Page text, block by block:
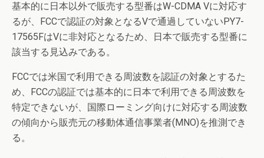
基本的に日本以外で販売する型番はW-CDMA Vに対応す
るが、FCCで認証の対象となるVで通過していないPY7-
17565FはVに非対応となるため、日本で販売する型番に
該当する見込みである。
FCCでは米国で利用できる周波数を認証の対象とするた
め、FCCの認証では基本的に日本で利用できる周波数を
特定できないが、国際ローミング向けに対応する周波数
の傾向から販売元の移動体通信事業者(MNO)を推測でき
る。